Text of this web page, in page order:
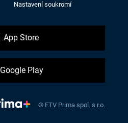
Nastavení soukromí
App Store
Google Play
© FTV Prima spol. s r.o.